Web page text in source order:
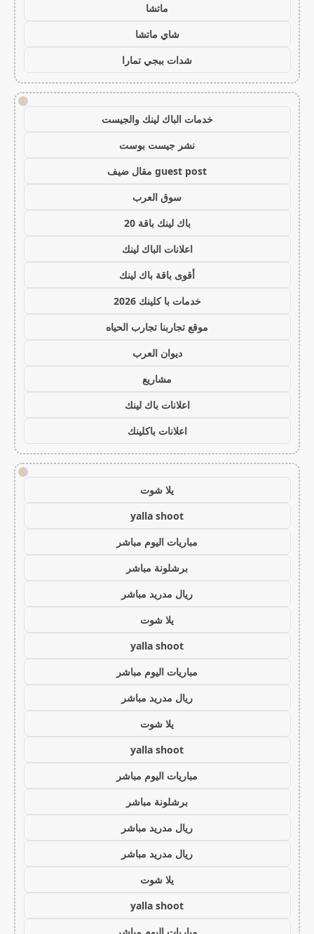
ماتشا
شاي ماتشا
شدات ببجي تمارا
!
خدمات الباك لينك والجيست
نشر جيست بوست
guest post مقال ضيف
سوق العرب
باك لينك باقة 20
اعلانات الباك لينك
أقوى باقة باك لينك
خدمات با كلينك 2026
موقع تجاربنا تجارب الحياه
ديوان العرب
مشاريع
اعلانات باك لينك
اعلانات باكلينك
!
يلا شوت
yalla shoot
مباريات اليوم مباشر
برشلونة مباشر
ريال مدريد مباشر
يلا شوت
yalla shoot
مباريات اليوم مباشر
ريال مدريد مباشر
يلا شوت
yalla shoot
مباريات اليوم مباشر
برشلونة مباشر
ريال مدريد مباشر
ريال مدريد مباشر
يلا شوت
yalla shoot
مباريات اليوم مباشر